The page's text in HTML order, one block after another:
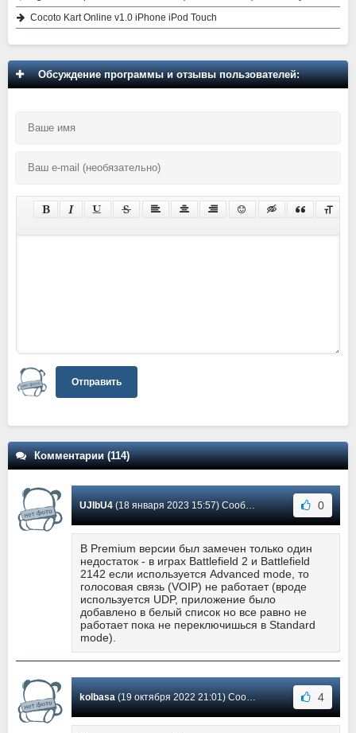
Cocoto Kart Online v1.0 iPhone iPod Touch
Обсуждение программы и отзывы пользователей:
Отправить
Комментарии (114)
UJIbU4(18 января 2023 15:57) Сообщение #111 0
В Premium версии был замечен только один
недостаток - в играх Battlefield 2 и Battlefield
2142 если используется Advanced mode, то
голосовая связь (VOIP) не работает (вроде
используется UDP, приложение было
добавлено в белый список но все равно не
работает пока не переключишься в Standard
mode).
kolbasa(19 октября 2022 21:01) Сообщение #110 4